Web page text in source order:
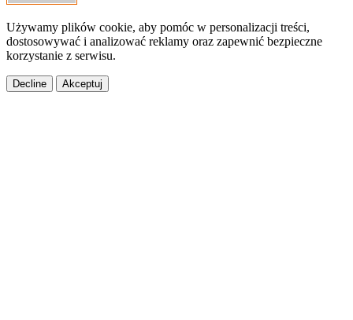
Używamy plików cookie, aby pomóc w personalizacji treści,
dostosowywać i analizować reklamy oraz zapewnić bezpieczne
korzystanie z serwisu.
Decline Akceptuj